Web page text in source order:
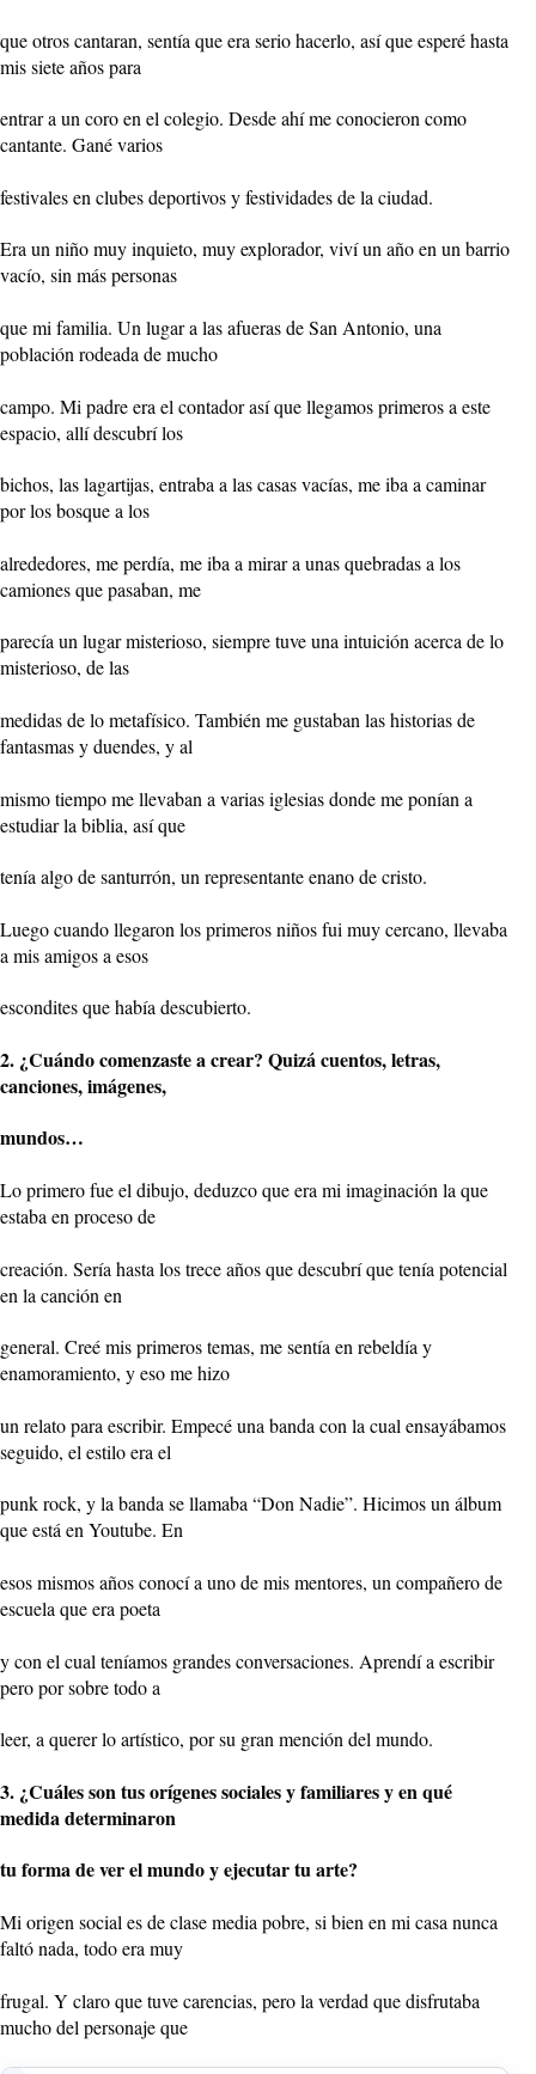
que otros cantaran, sentía que era serio hacerlo, así que esperé hasta
mis siete años para
entrar a un coro en el colegio. Desde ahí me conocieron como
cantante. Gané varios
festivales en clubes deportivos y festividades de la ciudad.
Era un niño muy inquieto, muy explorador, viví un año en un barrio
vacío, sin más personas
que mi familia. Un lugar a las afueras de San Antonio, una
población rodeada de mucho
campo. Mi padre era el contador así que llegamos primeros a este
espacio, allí descubrí los
bichos, las lagartijas, entraba a las casas vacías, me iba a caminar
por los bosque a los
alrededores, me perdía, me iba a mirar a unas quebradas a los
camiones que pasaban, me
parecía un lugar misterioso, siempre tuve una intuición acerca de lo
misterioso, de las
medidas de lo metafísico. También me gustaban las historias de
fantasmas y duendes, y al
mismo tiempo me llevaban a varias iglesias donde me ponían a
estudiar la biblia, así que
tenía algo de santurrón, un representante enano de cristo.
Luego cuando llegaron los primeros niños fui muy cercano, llevaba
a mis amigos a esos
escondites que había descubierto.
2. ¿Cuándo comenzaste a crear? Quizá cuentos, letras,
canciones, imágenes,
mundos…
Lo primero fue el dibujo, deduzco que era mi imaginación la que
estaba en proceso de
creación. Sería hasta los trece años que descubrí que tenía potencial
en la canción en
general. Creé mis primeros temas, me sentía en rebeldía y
enamoramiento, y eso me hizo
un relato para escribir. Empecé una banda con la cual ensayábamos
seguido, el estilo era el
punk rock, y la banda se llamaba “Don Nadie”. Hicimos un álbum
que está en Youtube. En
esos mismos años conocí a uno de mis mentores, un compañero de
escuela que era poeta
y con el cual teníamos grandes conversaciones. Aprendí a escribir
pero por sobre todo a
leer, a querer lo artístico, por su gran mención del mundo.
3. ¿Cuáles son tus orígenes sociales y familiares y en qué
medida determinaron
tu forma de ver el mundo y ejecutar tu arte?
Mi origen social es de clase media pobre, si bien en mi casa nunca
faltó nada, todo era muy
frugal. Y claro que tuve carencias, pero la verdad que disfrutaba
mucho del personaje que